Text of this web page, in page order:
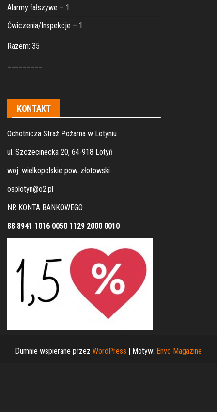
Alarmy fałszywe – 1
Ćwiczenia/Inspekcje – 1
Razem: 35
KONTAKT
Ochotnicza Straż Pożarna w Lotyniu
ul. Szczecinecka 20, 64-918 Lotyń
woj. wielkopolskie pow. złotowski
osplotyn@o2.pl
NR KONTA BANKOWEGO
88 8941 1016 0050 1129 2000 0010
Dumnie wspierane przez WordPress | Motyw: Envo Magazine